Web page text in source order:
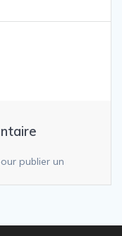
publier un